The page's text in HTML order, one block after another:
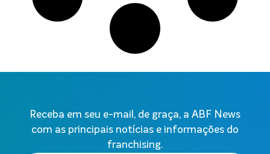
Receba em seu e-mail, de graça, a ABF News
com as principais notícias e informações do
franchising.